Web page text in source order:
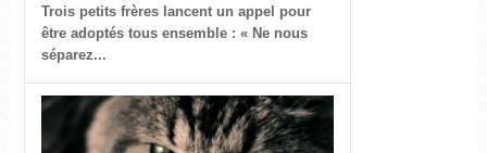
Trois petits frères lancent un appel pour
être adoptés tous ensemble : « Ne nous
séparez...